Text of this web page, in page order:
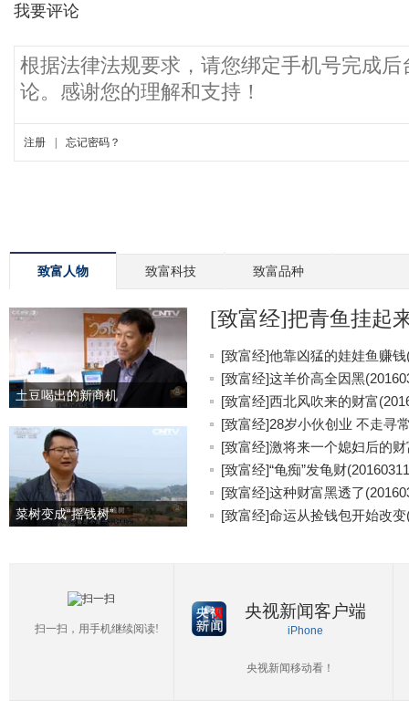
致富人物 致富科技 致富品种
土豆喝出的新商机
菜树变成“摇钱树”
[致富经]把青鱼挂起
[致富经]他靠凶猛的娃娃鱼赚钱
[致富经]这羊价高全因黑
[致富经]西北风吹来的财富
[致富经]28岁小伙创业 不走寻
[致富经]激将来一个媳妇后的
[致富经]“龟痴”发龟财
[致富经]这种财富黑透了
[致富经]命运从捡钱包开始改变
扫一扫，用手机继续阅读!
央视新闻客户端
iPhone
央视新闻移动看！